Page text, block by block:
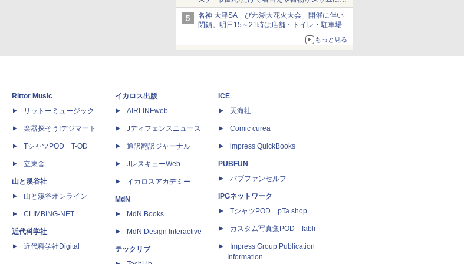
とまる
名神 大津SA「びわ湖大花火大会」開催に伴い
閉鎖。明日15～21時は店舗・トイレ・駐車場の
もっと見る
Rittor Music
リットーミュージック
楽器探そう!デジマート
TシャツPOD T-OD
立東舎
山と溪谷社
山と溪谷オンライン
CLIMBING-NET
近代科学社
近代科学社Digital
イカロス出版
AIRLINEweb
Jディフェンスニュース
通訳翻訳ジャーナル
JレスキューWeb
イカロスアカデミー
MdN
MdN Books
MdN Design Interactive
テックリブ
ICE
天海社
Comic curea
impress QuickBooks
PUBFUN
パブファンセルフ
IPGネットワーク
TシャツPOD pTa.shop
カスタム写真集POD fabli
Impress Group Publication
Information